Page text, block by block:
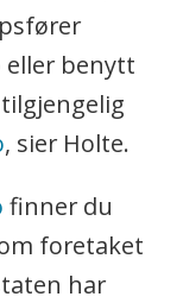
eller benytt
, sier Holte.
finner du
foretaket
har